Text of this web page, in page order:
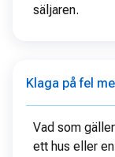
säljaren.
Klaga på fel
Vad som
ett hus eller